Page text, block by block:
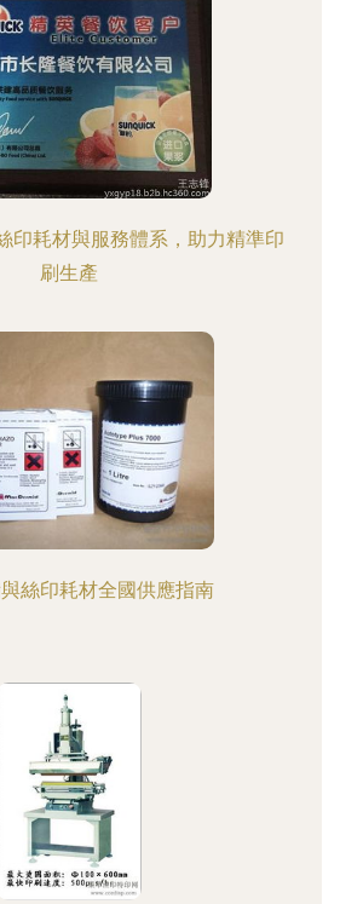
印耗材與服務體系，助力精準印
刷生產
絲印耗材全國供應指南